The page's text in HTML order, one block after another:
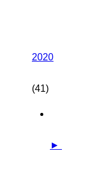
2020
(41)
►